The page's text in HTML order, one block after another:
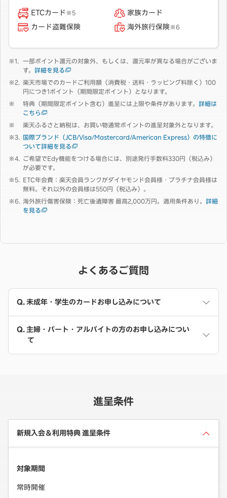
ETCカード ※5
家族カード
カード盗難保険
海外旅行保険※6
一部ポイント還元の対象外、もしくは、還元率が異なる場合がございま
す。 詳細を見る
楽天市場でのカードご利用額（消費税・送料・ラッピング料除く）100
円につき1ポイント（期間限定ポイント）となります。
特典（期間限定ポイント含む）進呈には上限や条件があります。 詳細は
こちら
楽天ふるさと納税は、お買い物通常ポイントの進呈対象外となります。
国際ブランド（JCB/Visa/Mastercard/American Express）の特徴に
ついて詳細を見る
ご希望でEdy機能をつける場合には、別途発行手数料330円（税込み）
が必要です。
ETC年会費：楽天会員ランクがダイヤモンド会員様・プラチナ会員様は
無料。それ以外の会員様は550円（税込み）。
海外旅行傷害保険：死亡後遺障害 最高2,000万円。適用条件あり。 詳細
を見る
よくあるご質問
未成年・学生のカードお申し込みについて
主婦・パート・アルバイトの方のお申し込みについ
て
進呈条件
新規入会＆利用特典 進呈条件
対象期間
常時開催